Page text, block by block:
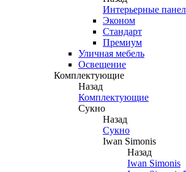
Интерьерные
Эконом
Стандарт
Премиум
Уличная мебель
Освещение
Комплектующие
Назад
Комплектующие
Сукно
Назад
Сукно
Iwan Simonis
Назад
Iwan Simonis